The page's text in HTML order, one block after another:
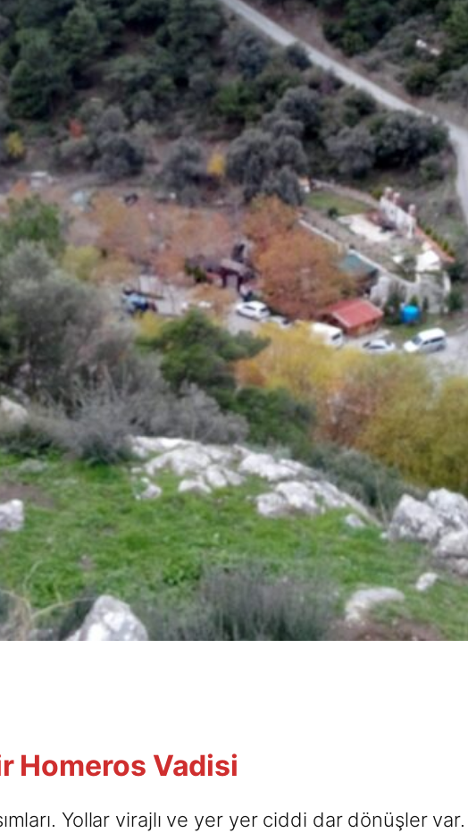
Homeros Vadisi
Yollar virajlı ve yer yer ciddi dar dönüşler